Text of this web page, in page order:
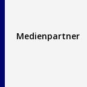
Medienpartner